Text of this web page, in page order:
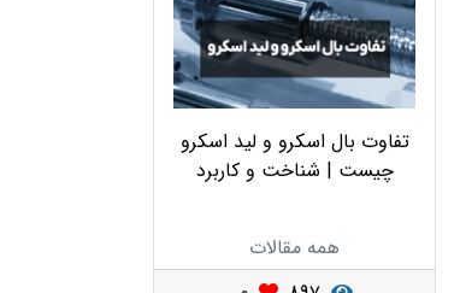
تفاوت بال اسکرو و لید اسکرو
چیست | شناخت و کاربرد
همه مقالات